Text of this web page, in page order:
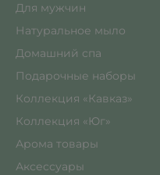
Для мужчин
Натуральное мыло
Домашний спа
Подарочные наборы
Коллекция «Кавказ»
Коллекция «Юг»
Арома товары
Аксессуары